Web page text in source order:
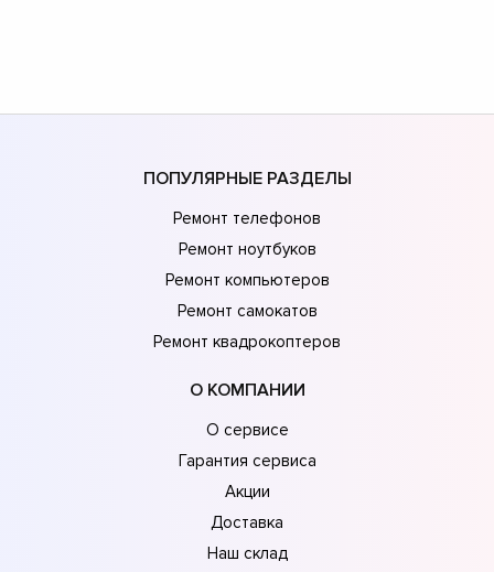
ПОПУЛЯРНЫЕ РАЗДЕЛЫ
Ремонт телефонов
Ремонт ноутбуков
Ремонт компьютеров
Ремонт самокатов
Ремонт квадрокоптеров
О КОМПАНИИ
О сервисе
Гарантия сервиса
Акции
Доставка
Наш склад